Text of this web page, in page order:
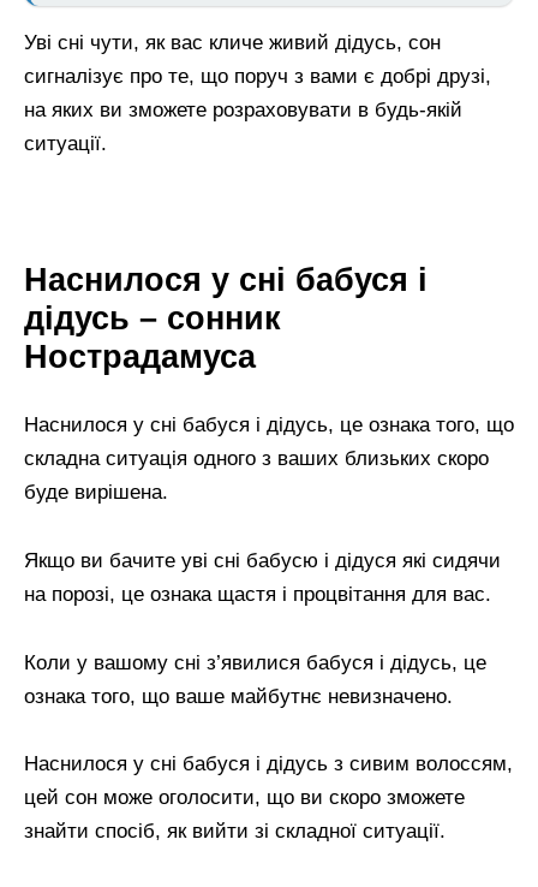
Уві сні чути, як вас кличе живий дідусь, сон
сигналізує про те, що поруч з вами є добрі друзі,
на яких ви зможете розраховувати в будь-якій
ситуації.
Наснилося у сні бабуся і
дідусь – сонник
Нострадамуса
Наснилося у сні бабуся і дідусь, це ознака того, що
складна ситуація одного з ваших близьких скоро
буде вирішена.
Якщо ви бачите уві сні бабусю і дідуся які сидячи
на порозі, це ознака щастя і процвітання для вас.
Коли у вашому сні з’явилися бабуся і дідусь, це
ознака того, що ваше майбутнє невизначено.
Наснилося у сні бабуся і дідусь з сивим волоссям,
цей сон може оголосити, що ви скоро зможете
знайти спосіб, як вийти зі складної ситуації.